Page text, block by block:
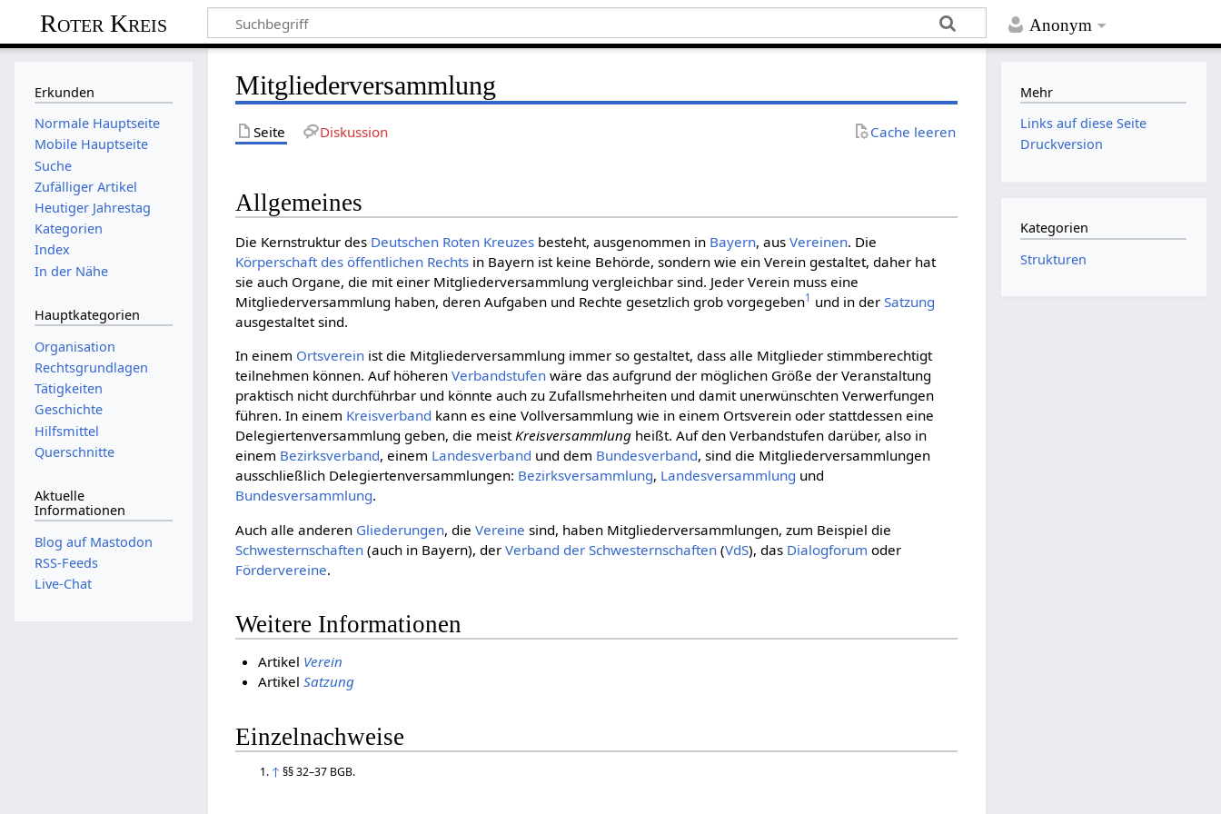
Anonym
Roter Kreis
Mitgliederversammlung
Seite Diskussion Cache leeren
Allgemeines
Die Kernstruktur des Deut­schen Roten Kreu­zes besteht, ausgenommen in Bayern, ausVereinen. Die
Körperschaft des öffentlichen Rechts in Bayern ist keine Behörde, sondern wie ein Verein gestaltet, daher hat
sie auch Organe, die mit einer Mitgliederversammlung vergleichbar sind. Jeder Verein muss eine
Mitgliederversammlung haben, deren Aufgaben und Rechte gesetzlich grob vorgegeben1 und in derSatzung
ausgestaltet sind.
In einem Ortsverein ist die Mitgliederversammlung immer so gestaltet, dass alle Mitglieder stimmberechtigt
teilnehmen können. Auf höherenVerbandstufen wäre das aufgrund der möglichen Größe der Veranstaltung
praktisch nicht durchführbar und könnte auch zu Zufallsmehrheiten und damit unerwünschten Verwerfungen
führen. In einem Kreisverband kann es eine Vollversammlung wie in einem Ortsverein oder stattdessen eine
Delegiertenversammlung geben, die meistKreisversammlung heißt. Auf den Verbandstufen darüber, also in
einem Bezirksverband, einem Landesverband und dem Bundesverband, sind die Mitgliederversammlungen
ausschließlich Delegiertenversammlungen: Bezirksversammlung, Landesversammlung und
Bundesversammlung.
Auch alle anderen Gliederungen, dieVereine sind, haben Mitgliederversammlungen, zum Beispiel die
Schwesternschaften (auch in Bayern), derVerband der Schwesternschaften (VdS), das Dialogforum oder
Fördervereine.
Weitere Informationen
Artikel Verein
Artikel Satzung
Einzelnachweise
↑ §§ 32–37 BGB.
Erkunden
Normale Hauptseite
Mobile Hauptseite
Suche
Zufälliger Artikel
Heutiger Jahrestag
Kategorien
Index
In der Nähe
Hauptkategorien
Organisation
Rechtsgrundlagen
Tätigkeiten
Geschichte
Hilfsmittel
Querschnitte
Aktuelle
Informationen
Blog auf Mastodon
RSS-Feeds
Live-Chat
Mehr
Links auf diese Seite
Druckversion
Kategorien
Strukturen